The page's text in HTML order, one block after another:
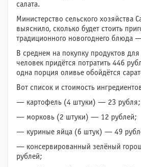
салата.
Министерство сельского хозяйства
выяснило, сколько будет стоить
традиционного новогоднего блюда
В среднем на покупку продуктов для
человек придётся потратить 446
одна порция оливье обойдётся
Вот список и стоимость
— картофель (4 штуки) — 23 рубля;
— морковь (2 штуки) — 12 рублей;
— куриные яйца (6 штук) — 49
— консервированный зелёный
рублей;